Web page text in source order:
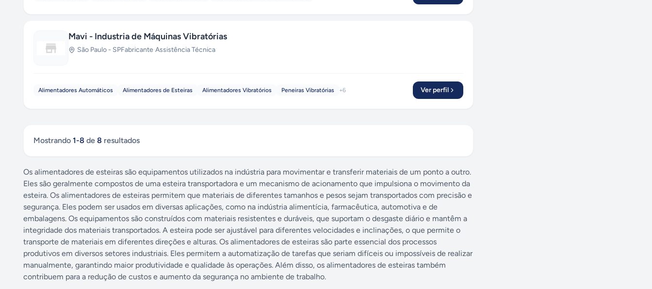
Mavi - Industria de Máquinas Vibratórias
São Paulo - SPFabricante·Assistência Técnica
Alimentadores Automáticos Alimentadores de Esteiras Alimentadores Vibratórios Peneiras Vibratórias +6 Ver perfil
Mostrando 1-8 de 8 resultados
Os alimentadores de esteiras são equipamentos utilizados na indústria para movimentar e transferir materiais de um ponto a outro.
Eles são geralmente compostos de uma esteira transportadora e um mecanismo de acionamento que impulsiona o movimento da
esteira. Os alimentadores de esteiras permitem que materiais de diferentes tamanhos e pesos sejam transportados com precisão e
segurança. Eles podem ser usados em diversas aplicações, como na indústria alimentícia, farmacêutica, automotiva e de
embalagens. Os equipamentos são construídos com materiais resistentes e duráveis, que suportam o desgaste diário e mantêm a
integridade dos materiais transportados. A esteira pode ser ajustável para diferentes velocidades e inclinações, o que permite o
transporte de materiais em diferentes direções e alturas. Os alimentadores de esteiras são parte essencial dos processos
produtivos em diversos setores industriais. Eles permitem a automatização de tarefas que seriam difíceis ou impossíveis de realizar
manualmente, garantindo maior produtividade e qualidade às operações. Além disso, os alimentadores de esteiras também
contribuem para a redução de custos e aumento da segurança no ambiente de trabalho.